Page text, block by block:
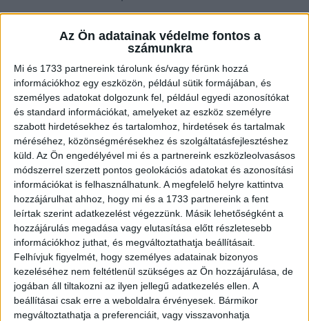
Az Ön adatainak védelme fontos a
számunkra
Mi és 1733 partnereink tárolunk és/vagy férünk hozzá
információkhoz egy eszközön, például sütik formájában, és
személyes adatokat dolgozunk fel, például egyedi azonosítókat
és standard információkat, amelyeket az eszköz személyre
szabott hirdetésekhez és tartalomhoz, hirdetések és tartalmak
méréséhez, közönségmérésekhez és szolgáltatásfejlesztéshez
küld. Az Ön engedélyével mi és a partnereink eszközleolvasásos
módszerrel szerzett pontos geolokációs adatokat és azonosítási
információkat is felhasználhatunk. A megfelelő helyre kattintva
hozzájárulhat ahhoz, hogy mi és a 1733 partnereink a fent
leírtak szerint adatkezelést végezzünk. Másik lehetőségként a
hozzájárulás megadása vagy elutasítása előtt részletesebb
információkhoz juthat, és megváltoztathatja beállításait.
Felhívjuk figyelmét, hogy személyes adatainak bizonyos
kezeléséhez nem feltétlenül szükséges az Ön hozzájárulása, de
jogában áll tiltakozni az ilyen jellegű adatkezelés ellen. A
beállításai csak erre a weboldalra érvényesek. Bármikor
megváltoztathatja a preferenciáit, vagy visszavonhatja
– Nézd! Ott egy kiszisza!
– Nahát! Te még nem tudod kimondani, hogy
matka?